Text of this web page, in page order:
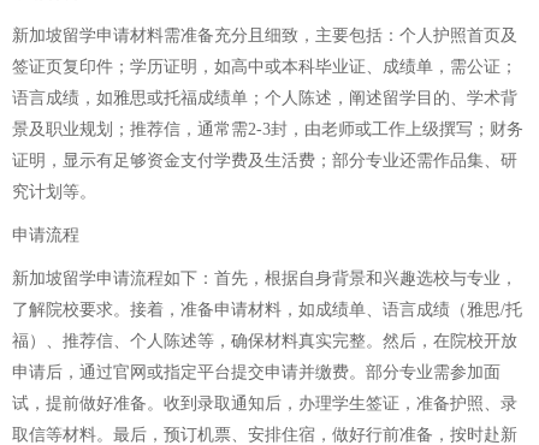
新加坡留学申请材料需准备充分且细致，主要包括：个人护照首页及
签证页复印件；学历证明，如高中或本科毕业证、成绩单，需公证；
语言成绩，如雅思或托福成绩单；个人陈述，阐述留学目的、学术背
景及职业规划；推荐信，通常需2-3封，由老师或工作上级撰写；财务
证明，显示有足够资金支付学费及生活费；部分专业还需作品集、研
究计划等。
申请流程
新加坡留学申请流程如下：首先，根据自身背景和兴趣选校与专业，
了解院校要求。接着，准备申请材料，如成绩单、语言成绩（雅思/托
福）、推荐信、个人陈述等，确保材料真实完整。然后，在院校开放
申请后，通过官网或指定平台提交申请并缴费。部分专业需参加面
试，提前做好准备。收到录取通知后，办理学生签证，准备护照、录
取信等材料。最后，预订机票、安排住宿，做好行前准备，按时赴新